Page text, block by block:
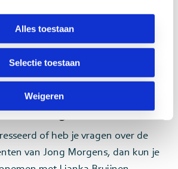
Alles toestaan
Selectie toestaan
Weigeren wel een Jong
talent gebruiken?
of heb je vragen over de
van Jong Morgens, dan kun je